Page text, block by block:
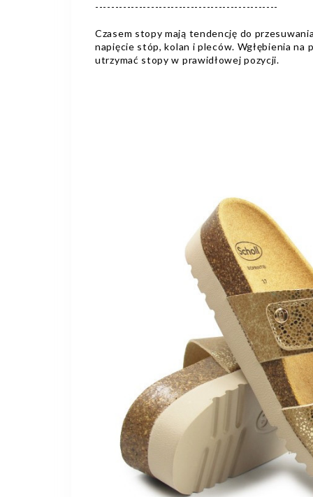
----------------------------------------------
Czasem stopy mają tendencję do
napięcie stóp, kolan i pleców. Wgłębienia na
utrzymać stopy w prawidłowej pozycji.